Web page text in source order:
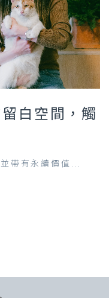
白空間，觸
帶有永續價值...